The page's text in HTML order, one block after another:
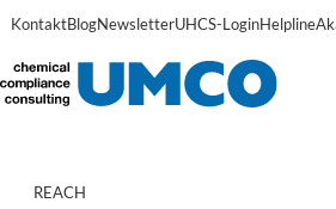
KontaktBlogNewsletterUHCS-LoginHelpline
REACH